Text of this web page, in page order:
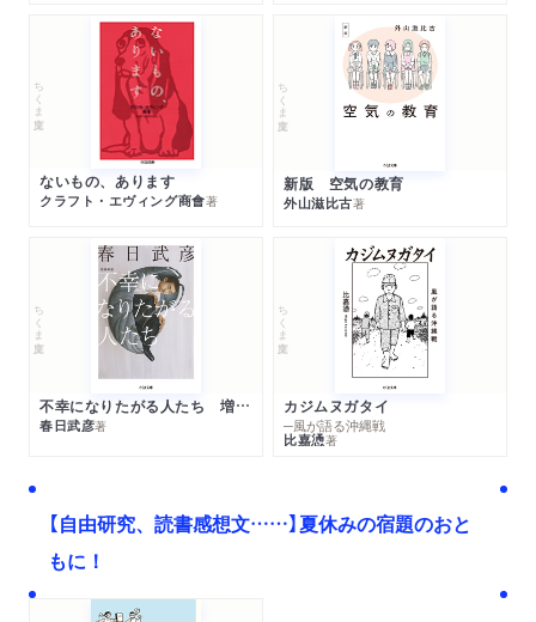
ちくま文庫
ないもの、あります
クラフト・エヴィング商會著
ちくま文庫
新版 空気の教育
外山滋比古著
ちくま文庫
不幸になりたがる人たち 増補新版
春日武彦著
ちくま文庫
カジムヌガタイ
─風が語る沖縄戦
比嘉慂著
【自由研究、読書感想文……】夏休みの宿題のおと
もに！